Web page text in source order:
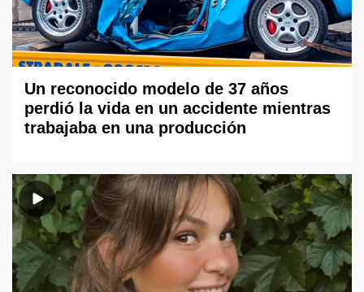
Un reconocido modelo de 37 años
perdió la vida en un accidente mientras
trabajaba en una producción